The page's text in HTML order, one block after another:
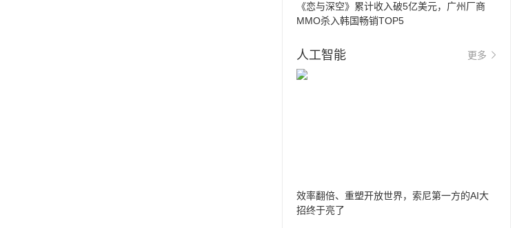
《恋与深空》累计收入破5亿美元，广州厂商
MMO杀入韩国畅销TOP5
人工智能 更多
效率翻倍、重塑开放世界，索尼第一方的AI大
招终于亮了